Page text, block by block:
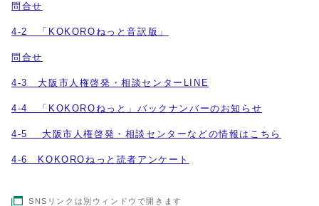
問合せ
4-2 「KOKOROねっと音訳版」
問合せ
4-3 大阪市人権啓発・相談センターLINE
4-4 「KOKOROねっと」バックナンバーのお知らせ
4-5 大阪市人権啓発・相談センターなどの情報はこちら
4-6 KOKOROねっと読者アンケート
SNSリンクは別ウィンドウで開きます